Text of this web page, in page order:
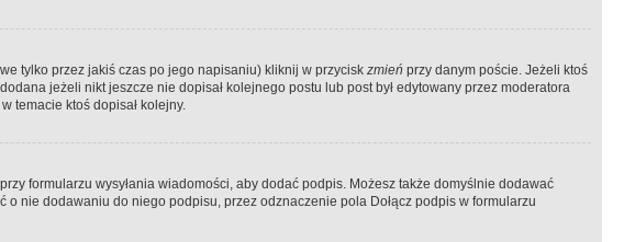
tylko przez jakiś czas po jego napisaniu) kliknij w przycisk zmień przy danym poście. Jeżeli ktoś
jeżeli nikt jeszcze nie dopisał kolejnego postu lub post był edytowany przez moderatora
temacie ktoś dopisał kolejny.
przy formularzu wysyłania wiadomości, aby dodać podpis. Możesz także domyślnie dodawać
nie dodawaniu do niego podpisu, przez odznaczenie pola Dołącz podpis w formularzu